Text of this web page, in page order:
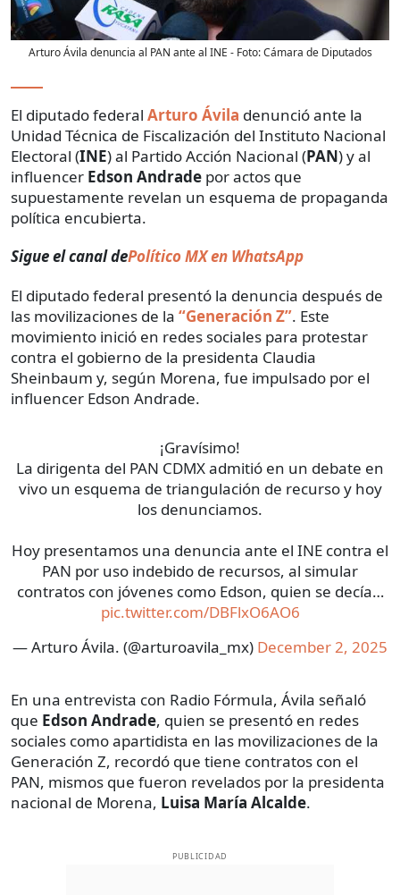
Arturo Ávila denuncia al PAN ante al INE - Foto:Cámara de Diputados
El diputado federal Arturo Ávila denunció ante la
Unidad Técnica de Fiscalización del Instituto Nacional
Electoral (INE) al Partido Acción Nacional (PAN) y al
influencer Edson Andrade por actos que
supuestamente revelan un esquema de propaganda
política encubierta.
Sigue el canal dePolítico MX en WhatsApp
El diputado federal presentó la denuncia después de
las movilizaciones de la “Generación Z”. Este
movimiento inició en redes sociales para protestar
contra el gobierno de la presidenta Claudia
Sheinbaum y, según Morena, fue impulsado por el
influencer Edson Andrade.
¡Gravísimo!
La dirigenta del PAN CDMX admitió en un debate en
vivo un esquema de triangulación de recurso y hoy
los denunciamos.
Hoy presentamos una denuncia ante el INE contra el
PAN por uso indebido de recursos, al simular
contratos con jóvenes como Edson, quien se decía…
pic.twitter.com/DBFlxO6AO6
— Arturo Ávila. (@arturoavila_mx) December 2, 2025
En una entrevista con Radio Fórmula, Ávila señaló
que Edson Andrade, quien se presentó en redes
sociales como apartidista en las movilizaciones de la
Generación Z, recordó que tiene contratos con el
PAN, mismos que fueron revelados por la presidenta
nacional de Morena, Luisa María Alcalde.
PUBLICIDAD